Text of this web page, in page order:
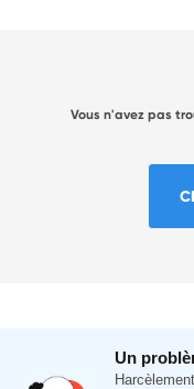
Vous n'avez pas
Un